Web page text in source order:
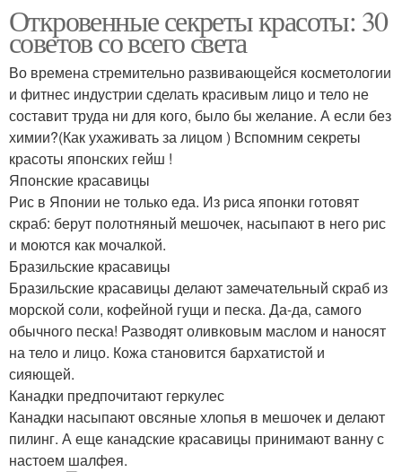
Откровенные секреты красоты: 30
советов со всего света
Во времена стремительно развивающейся косметологии
и фитнес индустрии сделать красивым лицо и тело не
составит труда ни для кого, было бы желание. А если без
химии?(Как ухаживать за лицом ) Вспомним секреты
красоты японских гейш !
Японские красавицы
Рис в Японии не только еда. Из риса японки готовят
скраб: берут полотняный мешочек, насыпают в него рис
и моются как мочалкой.
Бразильские красавицы
Бразильские красавицы делают замечательный скраб из
морской соли, кофейной гущи и песка. Да-да, самого
обычного песка! Разводят оливковым маслом и наносят
на тело и лицо. Кожа становится бархатистой и
сияющей.
Канадки предпочитают геркулес
Канадки насыпают овсяные хлопья в мешочек и делают
пилинг. А еще канадские красавицы принимают ванну с
настоем шалфея.